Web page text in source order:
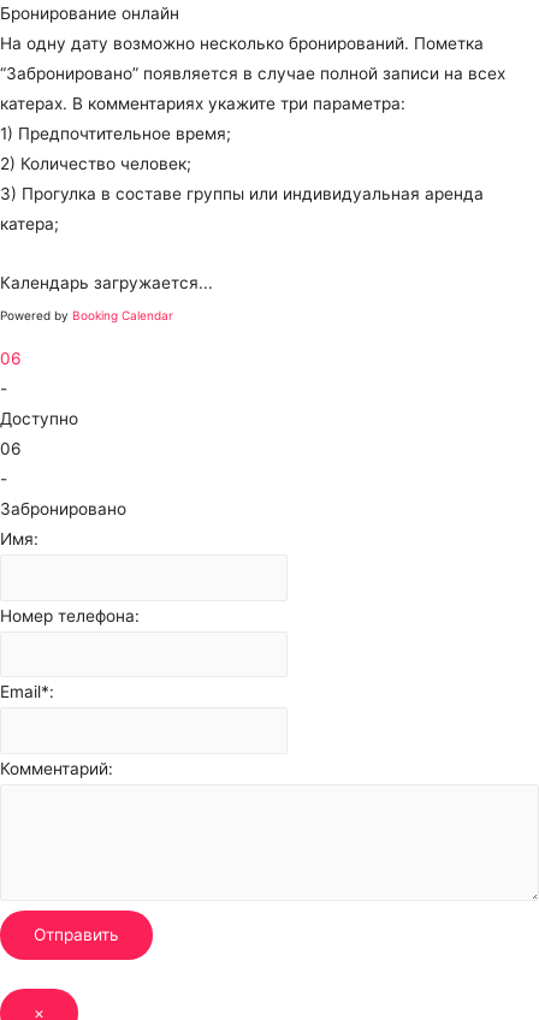
Бронирование онлайн
На одну дату возможно несколько бронирований. Пометка
“Забронировано” появляется в случае полной записи на всех
катерах. В комментариях укажите три параметра:
1) Предпочтительное время;
2) Количество человек;
3) Прогулка в составе группы или индивидуальная аренда
катера;
Календарь загружается...
Powered by Booking Calendar
06
-
Доступно
06
-
Забронировано
Имя:
Номер телефона:
Email*:
Комментарий:
Отправить
×